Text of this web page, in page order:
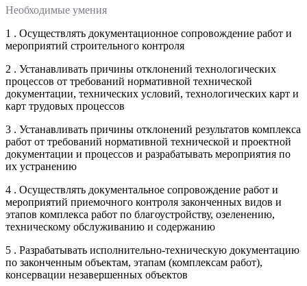
Необходимые умения
1 . Осуществлять документационное сопровождение работ и
мероприятий строительного контроля
2 . Устанавливать причины отклонений технологических
процессов от требований нормативной технической
документации, технических условий, технологических карт и
карт трудовых процессов
3 . Устанавливать причины отклонений результатов комплекса
работ от требований нормативной технической и проектной
документации и процессов и разрабатывать мероприятия по
их устранению
4 . Осуществлять документальное сопровождение работ и
мероприятий приемочного контроля законченных видов и
этапов комплекса работ по благоустройству, озеленению,
техническому обслуживанию и содержанию
5 . Разрабатывать исполнительно-техническую документацию
по законченным объектам, этапам (комплексам работ),
консервации незавершенных объектов